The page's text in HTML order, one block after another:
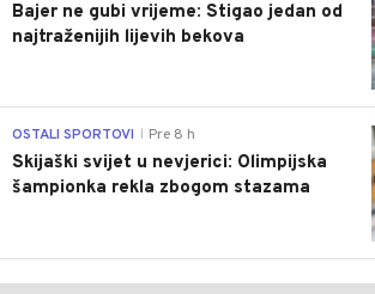
Bajer ne gubi vrijeme: Stigao jedan od
najtraženijih lijevih bekova
OSTALI SPORTOVI Pre 8 h
Skijaški svijet u nevjerici: Olimpijska
šampionka rekla zbogom stazama